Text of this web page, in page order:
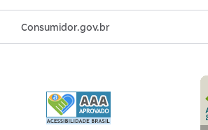
Consumidor.gov.br